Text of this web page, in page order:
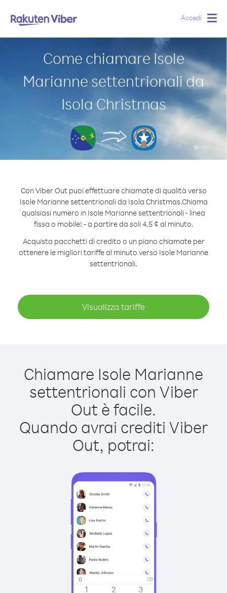
Accedi
Come chiamare Isole
Marianne settentrionali da
Isola Christmas
Con Viber Out puoi effettuare chiamate di qualità verso
Isole Marianne settentrionali da Isola Christmas.Chiama
qualsiasi numero in Isole Marianne settentrionali - linea
fissa o mobile! - a partire da soli 4.5 ¢ al minuto.
Acquista pacchetti di credito o un piano chiamate per
ottenere le migliori tariffe al minuto verso Isole Marianne
settentrionali.
Visualizza tariffe
Chiamare Isole Marianne
settentrionali con Viber
Out è facile.
Quando avrai crediti Viber
Out, potrai: